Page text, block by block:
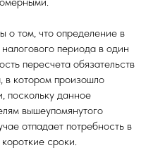
о том, что определение в
периода в один
пересчета обязательств
в котором произошло
поскольку данное
вышеупомянутого
отпадает потребность в
сроки.